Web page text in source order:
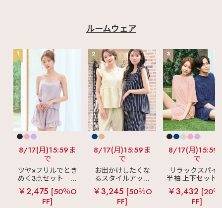
ルームウェア
1
8/17(月)15:59ま
で
ツヤ×フリルでとき
めく3点セット
シ
ルキー ショートパ
ンツ 3点セット
￥2,475 [50％O
FF]
2
8/17(月)15:59ま
で
お出かけしたくな
るスタイルアップ
見え
ストライプ
フリル ロングパン
ツ 綿混 上下セット
￥3,245 [50％O
FF]
3
8/17(月)15:59
で
リラックスパイ
半袖 上下セット
女兼用サイズ)
￥3,432 [20
FF]